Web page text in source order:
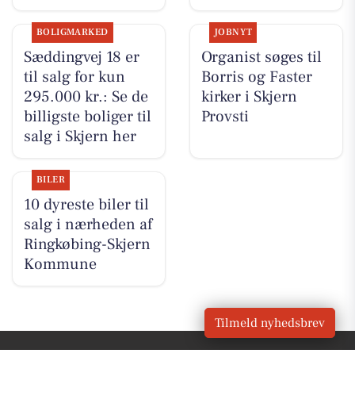
BOLIGMARKED
Sæddingvej 18 er
til salg for kun
295.000 kr.: Se de
billigste boliger til
salg i Skjern her
JOBNYT
Organist søges til
Borris og Faster
kirker i Skjern
Provsti
BILER
10 dyreste biler til
salg i nærheden af
Ringkøbing-Skjern
Kommune
Tilmeld nyhedsbrev